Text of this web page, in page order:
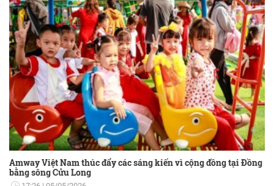
Amway Việt Nam thúc đẩy các sáng kiến vì cộng đồng tại Đồng
bằng sông Cửu Long